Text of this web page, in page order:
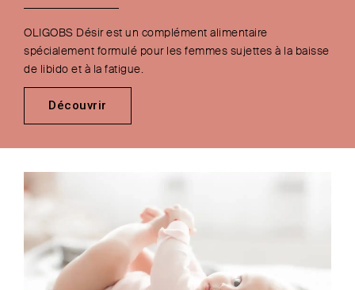
OLIGOBS Désir est un complément alimentaire
spécialement formulé pour les femmes sujettes à la baisse
de libido et à la fatigue.
Découvrir